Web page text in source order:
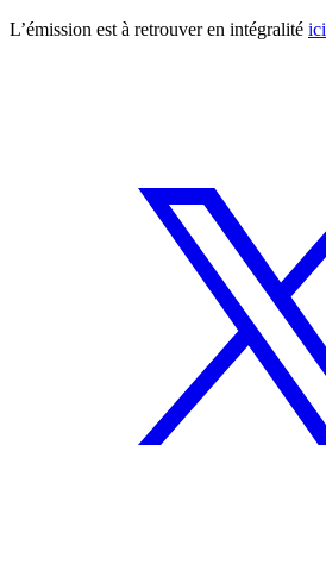
L’émission est à retrouver en intégralité ici